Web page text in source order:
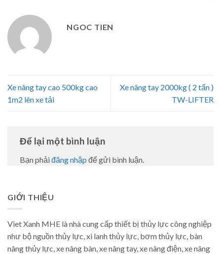
NGOC TIEN
Xe nâng tay cao 500kg cao
1m2 lên xe tải
Xe nâng tay 2000kg ( 2 tấn )
TW-LIFTER
Để lại một bình luận
Bạn phải đăng nhập để gửi bình luận.
GIỚI THIỆU
Viet Xanh MHE là nhà cung cấp thiết bị thủy lực công nghiệp
như bộ nguồn thủy lực, xi lanh thủy lực, bơm thủy lực, bàn
nâng thủy lực, xe nâng bàn, xe nâng tay, xe nâng điện, xe nâng